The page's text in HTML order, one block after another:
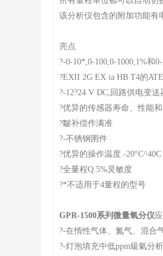
该分析仪包含的附加功能有
亮点
?-0-10*,0-100,0-1000,1%和
?EXII 2G EX ia HB T4的
?-12?24 V DC,回路供电变送
?优异的传感器寿命、性能
?皺补偿作满准
?-不锈钢圉件
?优异的操作温度.-20°C^40C
?全量程Q.5%灵敏度
?*不适用于4量程的型号
GPR-1500系列微量氧分仪
?-在惰性气体、氮气、混合
?-灯泡填充中低ppm級氣分析